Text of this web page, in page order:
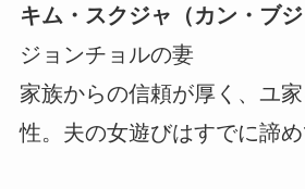
キム・スクジャ（カン・ブジ
ジョンチョルの妻
家族からの信頼が厚く、ユ
性。夫の女遊びはすでに諦め